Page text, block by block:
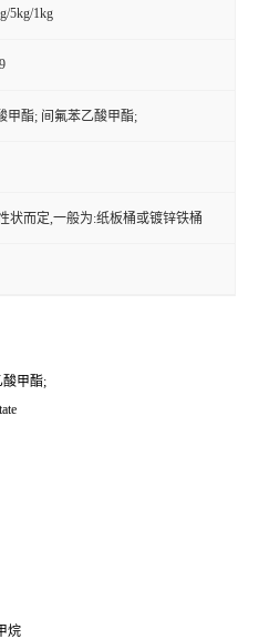
5kg/1kg
甲酯; 间氟苯乙酸甲酯;
状而定,一般为:纸板桶或镀锌铁桶
酸甲酯;
烷